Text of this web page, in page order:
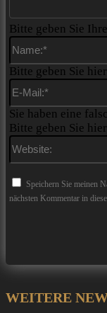
Bitte geben Sie
Bitte geben Sie
Sie haben eine
Bitte geben Sie
Speichern Sie meinen
nächsten Kommentar in
WEITERE